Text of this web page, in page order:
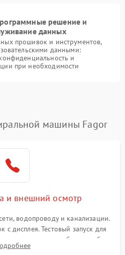
решение и
данных
прошивок и инструментов,
данными:
и
при необходимости
машины Fagor
и внешний осмотр
водопроводу и канализации.
дисплея. Тестовый запуск для
протечек или сбоев в работе
модуля управления.